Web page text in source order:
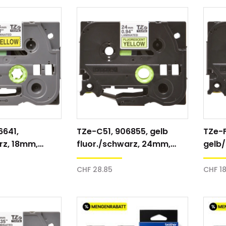
Details
18mm,
TZe-C51, 906855, gelb
fluor./schwarz, 24mm,
Schriftband
CHF 28.85
TZe-
CHF